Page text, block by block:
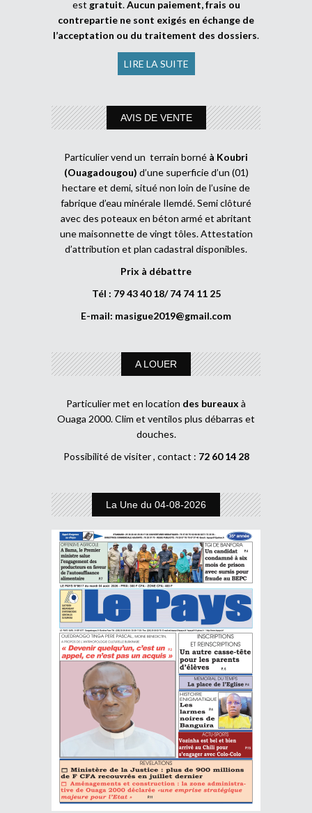
est gratuit.Aucun paiement, frais ou
contrepartie ne sont exigés en échange de
l’acceptation ou du traitement des dossiers.
LIRE LA SUITE
AVIS DE VENTE
Particulier vend un terrain borné à Koubri
(Ouagadougou) d’une superficie d’un (01)
hectare et demi, situé non loin de l’usine de
fabrique d’eau minérale Ilemdé. Semi clôturé
avec des poteaux en béton armé et abritant
une maisonnette de vingt tôles. Attestation
d’attribution et plan cadastral disponibles.
Prix à débattre
Tél : 79 43 40 18/ 74 74 11 25
E-mail: masigue2019@gmail.com
A LOUER
Particulier met en location des bureaux à
Ouaga 2000. Clim et ventilos plus débarras et
douches.
Possibilité de visiter , contact : 72 60 14 28
La Une du 04-08-2026